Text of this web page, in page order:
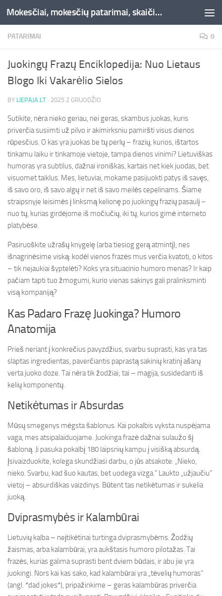
Skip to content Mokesčiai, mokesčių patarimai, skaičiuoklės, straipsniai -Liepaja.lt
PATARIMAI 0
Juokingų Frazų Enciklopedija: Nuo Lietaus
Blogo Iki Vakarėlio Sielos
BY LIEPAJA.LT · 2025 2 GRUODŽIO
Sutikite, nėra nieko geriau, nei geras, skambus juokas, kuris
priverčia susiimti už pilvo ir akimirksniu pamiršti visus dienos
rūpesčius. O kas yra juokas be tų perlų – frazių, kurios, ištartos
tinkamu laiku ir tinkamoje vietoje, tampa dienos vinimi? Lietuviškas
humoras yra subtilus, dažnai ironiškas, kartais net kiek juodas, bet
visuomet taiklus. Mes, lietuviai, mokame pasijuokti patys iš savęs,
iš savo oro, iš savo algų ir net iš savo meilės cepelinams. Šiame
straipsnyje leisimės į linksmą kelionę po juokingų frazių pasaulį –
nuo tų, kurias girdėjome iš močiučių, iki tų, kurios gimė interneto
platybėse.
Pasiruoškite užrašų knygelę (arba tiesiog gerą atmintį), nes
išnagrinėsime viską: kodėl vienos frazės mus verčia kvatoti, o kitos
– tik nejaukiai šyptelėti? Koks yra situacinio humoro menas? Ir kaip
pačiam tapti tuo žmogumi, kurio vienas sakinys gali pralinksminti
visą kompaniją?
Kas Padaro Frazę Juokinga? Humoro
Anatomija
Prieš neriant į konkrečius pavyzdžius, svarbu suprasti, kas yra tas
slaptas ingredientas, paverčiantis paprastą sakinių kratinį ašarų
verta juoko doze. Tai nėra tik žodžiai; tai – magija, susidedanti iš
kelių komponentų.
Netikėtumas ir Absurdas
Mūsų smegenys mėgsta šablonus. Kai pokalbis vyksta nuspėjama
vaga, mes atsipalaiduojame. Juokinga frazė dažnai sulaužo šį
šabloną. Ji pasuka pokalbį 180 laipsnių kampu į visišką absurdą.
Įsivaizduokite, kolega skundžiasi darbu, o jūs atsakote: „Nieko,
nieko. Svarbu, kad šuo kautas, bet uodega vizga.“ Laukto „užjaučiu”
vietoj – absurdiškas vaizdinys. Būtent tas netikėtumas ir sukelia
juoką.
Dviprasmybės ir Kalambūrai
Lietuvių kalba – neįtikėtinai turtinga dviprasmybėms. Žodžių
žaismas, arba kalambūrai, yra aukštasis humoro pilotažas. Tai
frazės, kurias galima suprasti bent dviem būdais, ir abu jie yra
juokingi. Nors kai kas sako, kad kalambūrai yra „tėvelių humoras“
(angl. *dad jokes*), pripažinkime – geras kalambūras priverčia